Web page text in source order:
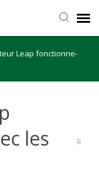
Leap fonctionne-
les